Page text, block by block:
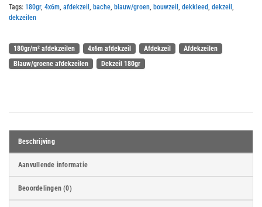
Tags: 180gr, 4x6m, afdekzeil , bache, blauw/groen, bouwzeil , dekkleed, dekzeil ,
dekzeilen
180gr/m² afdekzeilen 4x6m afdekzeil Afdekzeil
Afdekzeilen
Blauw/groene afdekzeilen
Dekzeil 180gr
Beschrijving
Aanvullende informatie
Beoordelingen (0)